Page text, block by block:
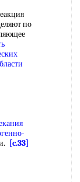
по
[c.33]